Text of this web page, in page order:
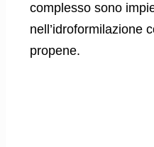
complesso sono
nell’idroformilazione
propene.